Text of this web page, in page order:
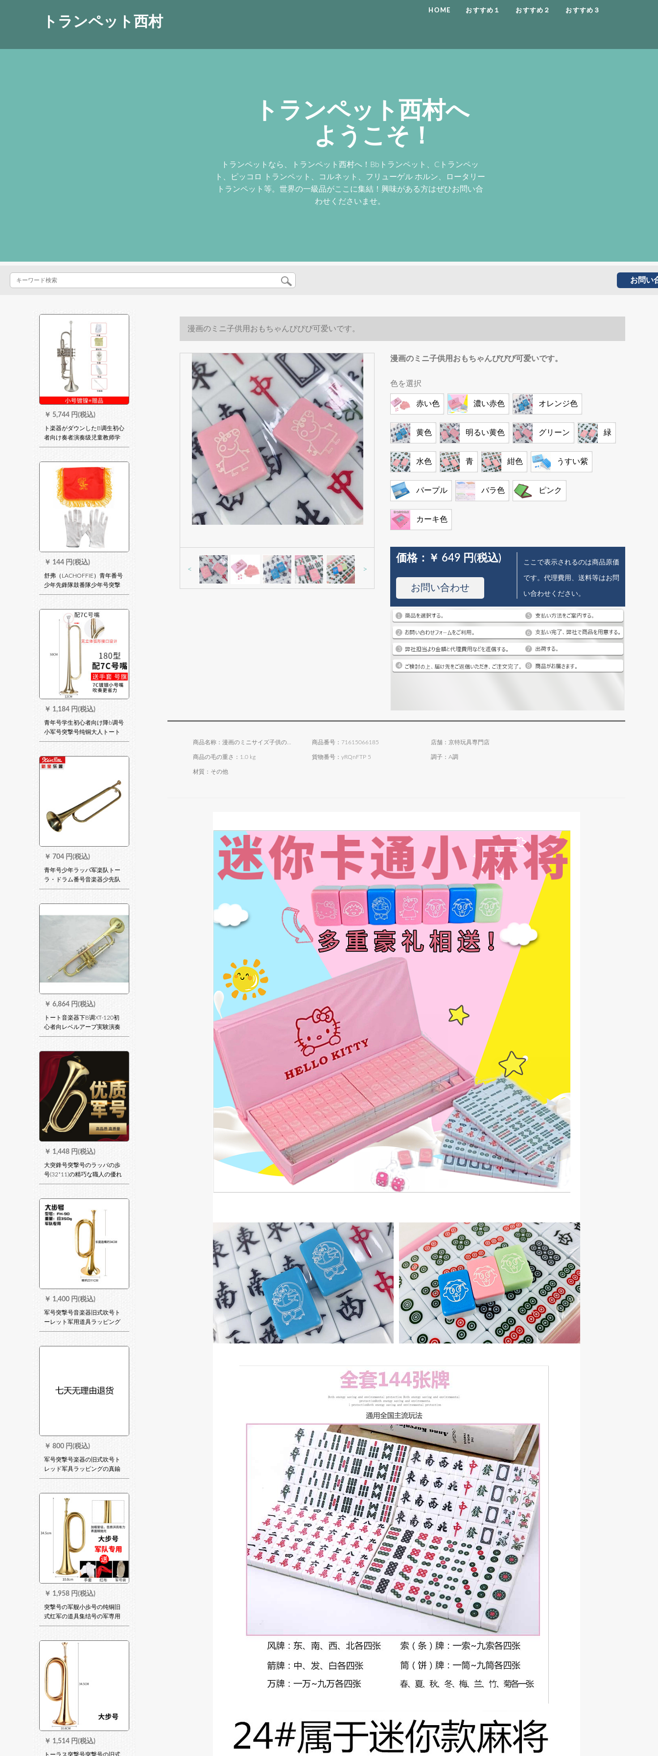
トランペット西村
HOME おすすめ１ おすすめ２ おすすめ３
トランペット西村へ
ようこそ！
トランペットなら、トランペット西村へ！Bbトランペット、Cトランペッ
ト、ピッコロ トランペット、コルネット、フリューゲル ホルン、ロータリー
トランペット等。世界の一級品がここに集結！興味がある方はぜひお問い合
わせくださいませ。
お問い
￥ 5,744 円(税込)
ト楽器がダウンしたB调生初心
者向け奏者演奏级児童教师学
校三音号トラケックス+プレゼ
￥ 144 円(税込)
舒弗（LACHOFFIE）青年番号
少年先鋒隊鼓番隊少年号突撃
号ラッパ学生号突撃号の軍団
￥ 1,184 円(税込)
青年号学生初心者向け降b调号
小军号突撃号纯铜大人トート
(金色)180型に7 C银色キャッ
￥ 704 円(税込)
青年号少年ラッパ军楽队トー
ラ・ドラム番号音楽器少先队
番号漆金/银色B调佳楽牌普及
￥ 6,864 円(税込)
トート音楽器下B调XT-120初
心者向レベルアープ実験演奏
黄铜学生成人鼓号队演奏型三
￥ 1,448 円(税込)
大突鋒号突撃号のラッパの歩
号(32*11)の精巧な職人の優れ
た品質の音楽器の銅の歩号
￥ 1,400 円(税込)
军号突撃号音楽器旧式吹号ト
ーレット军用道具ラッピング
黄銅セイズ歩号大股号
￥ 800 円(税込)
军号突撃号楽器の旧式吹号ト
レッド军具ラッピングの真鍮
セイズの歩号。
￥ 1,958 円(税込)
突撃号の军舰小歩号の纯铜旧
式红军の道具集结号の军専用
大股号
￥ 1,514 円(税込)
トーラス突撃号突撃号の旧式
漫画のミニ子供用おもちゃんぴぴぴ可爱いです。
< >
漫画のミニ子供用おもちゃんぴぴぴ可爱いです。
色を選択
赤い色 濃い赤色 オレンジ色
黄色 明るい黄色 グリーン 緑
水色 青 紺色 うすい紫
パープル バラ色 ピンク
カーキ色
価格： ￥ 649 円(税込)
お問い合わせ
ここで表示されるのは商品原価
です。代理費用、送料等はお問
い合わせください。
商品番号：71615066185 店舗：京特玩具専門店
商品の毛の重さ：1.0 kg 貨物番号：yRQnFTP 5 調子：A調
材質：その他